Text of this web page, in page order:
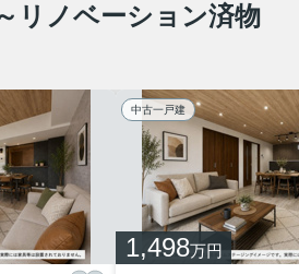
リノベーション済物
中古一戸建
1,498万円